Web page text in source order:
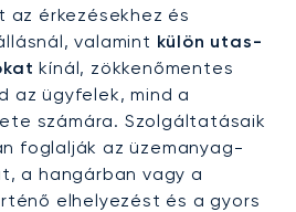
érkezésekhez és
valamint külön utas-
kínál, zökkenőmentes
az ügyfelek, mind a
számára. Szolgáltatásaik
foglalják az üzemanyag-
a hangárban vagy a
elhelyezést és a gyors